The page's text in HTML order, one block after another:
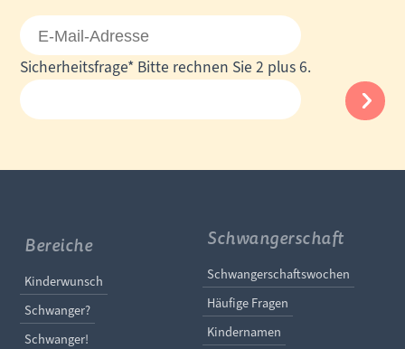
E-
Mail-
Adresse
Pflichtfeld
Sicherheitsfrage* Bitte rechnen Sie 2 plus 6.
Bereiche
Navigation überspringen
Kinderwunsch
Schwanger?
Schwanger!
Schwangerschaft
Navigation
Schwangerschaftswochen
Häufige Fragen
Kindernamen